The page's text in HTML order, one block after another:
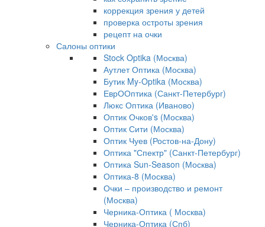
коррекция зрения у детей
проверка остроты зрения
рецепт на очки
Салоны оптики
Stock Optika (Москва)
Аутлет Оптика (Москва)
Бутик My-Optika (Москва)
ЕврООптика (Санкт-Петербург)
Люкс Оптика (Иваново)
Оптик Очков's (Москва)
Оптик Сити (Москва)
Оптик Чуев (Ростов-на-Дону)
Оптика "Спектр" (Санкт-Петербург)
Оптика Sun-Season (Москва)
Оптика-8 (Москва)
Очки – производство и ремонт
(Москва)
Черника-Оптика ( Москва)
Черника-Оптика (Спб)